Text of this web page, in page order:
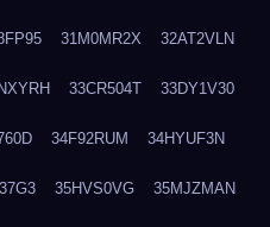
31M0MR2X 32AT2VLN
33CR504T 33DY1V30
34F92RUM 34HYUF3N
35HVS0VG 35MJZMAN